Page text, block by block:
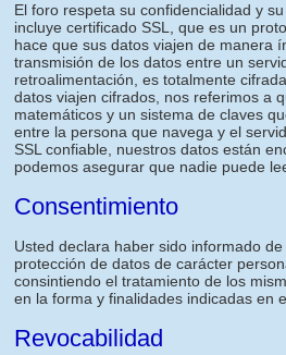
El foro respeta su confidencialidad y
incluye certificado SSL, que es un
hace que sus datos viajen de manera
transmisión de los datos entre un
retroalimentación, es totalmente
datos viajen cifrados, nos referimos a
matemáticos y un sistema de claves
entre la persona que navega y el
SSL confiable, nuestros datos están
podemos asegurar que nadie puede
Consentimiento
Usted declara haber sido informado
protección de datos de carácter
consintiendo el tratamiento de los
en la forma y finalidades indicadas en
Revocabilidad